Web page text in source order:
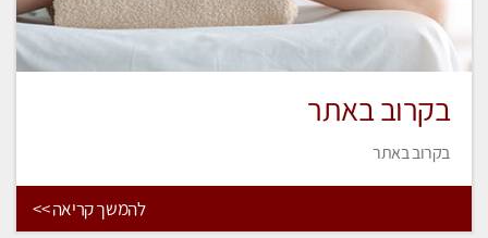
בקרוב באתר
בקרוב באתר
להמשך קריאה >>